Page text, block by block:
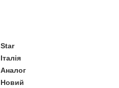
Star
Італія
Аналог
Новий